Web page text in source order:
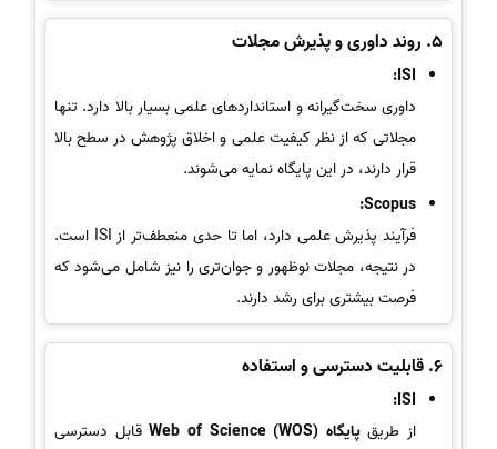
5. روند داوری و پذیرش مجلات
ISI:
داوری سخت‌گیرانه و استانداردهای علمی بسیار بالا دارد. تنها
مجلاتی که از نظر کیفیت علمی و اخلاق پژوهش در سطح بالا
قرار دارند، در این پایگاه نمایه می‌شوند.
Scopus:
فرآیند پذیرش علمی دارد، اما تا حدی منعطف‌تر از ISI است.
در نتیجه، مجلات نوظهور و جوان‌تری را نیز شامل می‌شود که
فرصت بیشتری برای رشد دارند.
6. قابلیت دسترسی و استفاده
ISI:
از طریقپایگاه Web of Science (WOS)
قابل دسترسی